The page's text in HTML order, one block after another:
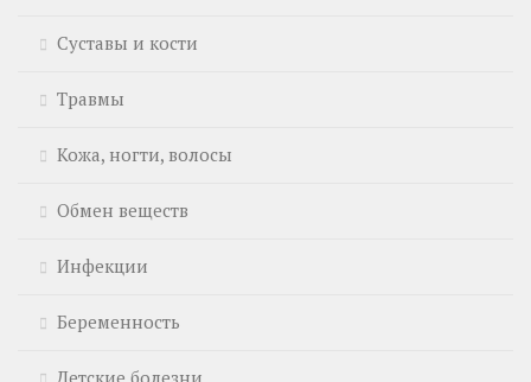
Суставы и кости
Травмы
Кожа, ногти, волосы
Обмен веществ
Инфекции
Беременность
Детские болезни